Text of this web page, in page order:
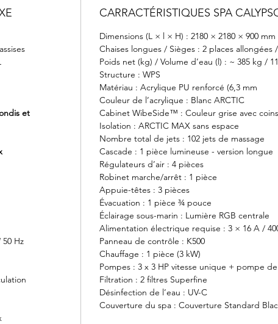
et
Hz
CARRACTÉRISTIQUES SPA
Dimensions (L × l × H) : 2180 × 2180 × 900 mm
Chaises longues / Sièges : 2 places allongées
Poids net (kg) / Volume d’eau (l) : ~ 385 kg /
Structure : WPS
Matériau : Acrylique PU renforcé (6,3 mm
Couleur de l’acrylique : Blanc ARCTIC
Cabinet WibeSide™ : Couleur grise avec
Isolation : ARCTIC MAX sans espace
Nombre total de jets : 102 jets de massage
Cascade : 1 pièce lumineuse - version longue
Régulateurs d’air : 4 pièces
Robinet marche/arrêt : 1 pièce
Appuie-têtes : 3 pièces
Évacuation : 1 pièce ¾ pouce
Éclairage sous-marin : Lumière RGB centrale
Alimentation électrique requise : 3 × 16 A /
Panneau de contrôle : K500
Chauffage : 1 pièce (3 kW)
Pompes : 3 x 3 HP vitesse unique + pompe
Filtration : 2 filtres Superfine
Désinfection de l’eau : UV-C
Couverture du spa : Couverture Standard